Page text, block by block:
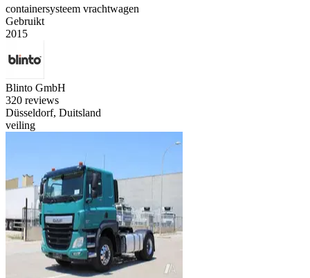
containersysteem vrachtwagen
Gebruikt
2015
Blinto GmbH
320 reviews
Düsseldorf, Duitsland
veiling